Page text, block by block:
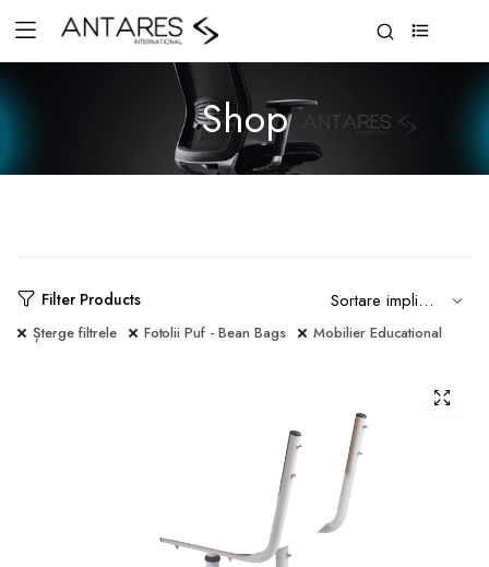
Shop
Filter Products
Șterge filtrele Fotolii Puf - Bean Bags Mobilier Educational